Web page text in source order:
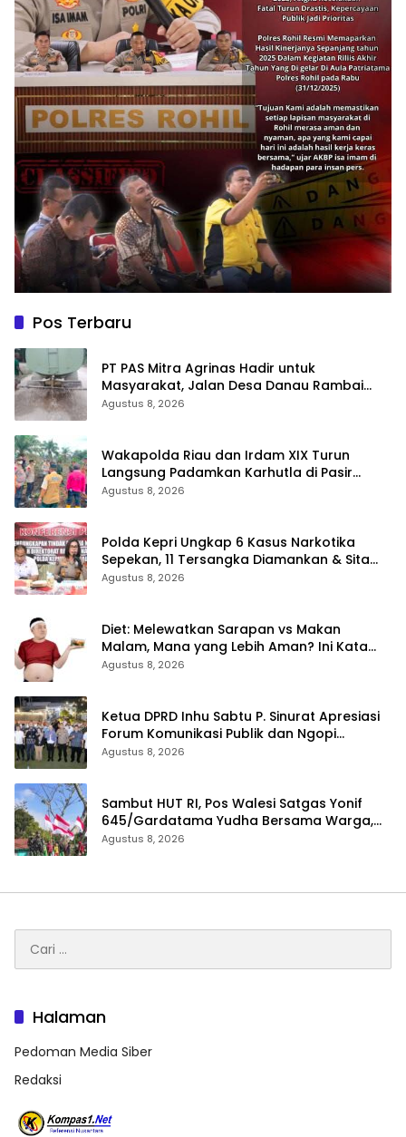
Pos Terbaru
‎PT PAS Mitra Agrinas Hadir untuk
Masyarakat, Jalan Desa Danau Rambai
Dirawat dan Disiram
Agustus 8, 2026
Wakapolda Riau dan Irdam XIX Turun
Langsung Padamkan Karhutla di Pasir
Limau Kapas Rohil
Agustus 8, 2026
Polda Kepri Ungkap 6 Kasus Narkotika
Sepekan, 11 Tersangka Diamankan & Sita
402 Gram Sabu
Agustus 8, 2026
Diet: Melewatkan Sarapan vs Makan
Malam, Mana yang Lebih Aman? Ini Kata
Dokter
Agustus 8, 2026
Ketua DPRD Inhu Sabtu P. Sinurat Apresiasi
Forum Komunikasi Publik dan Ngopi
Bersama Kejari Inhu
Agustus 8, 2026
Sambut HUT RI, Pos Walesi Satgas Yonif
645/Gardatama Yudha Bersama Warga,
Kibarkan Merah Putih di Bukit Walesi
Agustus 8, 2026
untuk:
Halaman
Pedoman Media Siber
Redaksi